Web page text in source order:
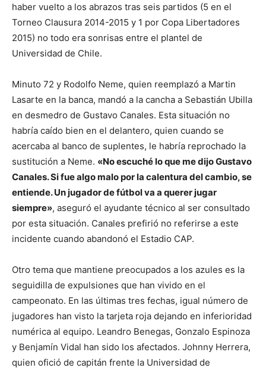
haber vuelto a los abrazos tras seis partidos (5 en el
Torneo Clausura 2014-2015 y 1 por Copa Libertadores
2015) no todo era sonrisas entre el plantel de
Universidad de Chile.
Minuto 72 y Rodolfo Neme, quien reemplazó a Martin
Lasarte en la banca, mandó a la cancha a Sebastián Ubilla
en desmedro de Gustavo Canales. Esta situación no
habría caído bien en el delantero, quien cuando se
acercaba al banco de suplentes, le habría reprochado la
sustitución a Neme. «No escuché lo que me dijo Gustavo
Canales. Si fue algo malo por la calentura del cambio, se
entiende. Un jugador de fútbol va a querer jugar
siempre», aseguró el ayudante técnico al ser consultado
por esta situación. Canales prefirió no referirse a este
incidente cuando abandonó el Estadio CAP.
Otro tema que mantiene preocupados a los azules es la
seguidilla de expulsiones que han vivido en el
campeonato. En las últimas tres fechas, igual número de
jugadores han visto la tarjeta roja dejando en inferioridad
numérica al equipo. Leandro Benegas, Gonzalo Espinoza
y Benjamín Vidal han sido los afectados. Johnny Herrera,
quien ofició de capitán frente la Universidad de